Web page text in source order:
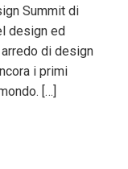
Summit di
design ed
di design
i primi
[…]